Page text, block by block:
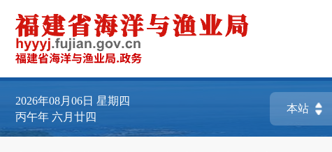
2026年08月06日 星期四
丙午年 六月廿四